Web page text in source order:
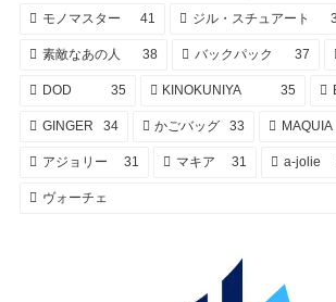
モノマスター 41 ジル・スチュアート
素敵なあの人 38 バックパック 37
DOD 35 KINOKUNIYA 35
GINGER 34 かごバッグ 33 MAQUIA
アジョリー 31 マキア 31 a-jolie
ヴォーチェ